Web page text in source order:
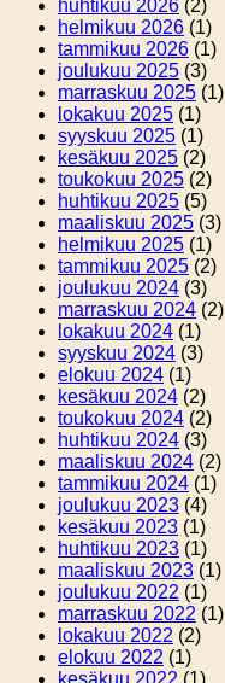
huhtikuu 2026 (2)
helmikuu 2026 (1)
tammikuu 2026 (1)
joulukuu 2025 (3)
marraskuu 2025 (1)
lokakuu 2025 (1)
syyskuu 2025 (1)
kesäkuu 2025 (2)
toukokuu 2025 (2)
huhtikuu 2025 (5)
maaliskuu 2025 (3)
helmikuu 2025 (1)
tammikuu 2025 (2)
joulukuu 2024 (3)
marraskuu 2024 (2)
lokakuu 2024 (1)
syyskuu 2024 (3)
elokuu 2024 (1)
kesäkuu 2024 (2)
toukokuu 2024 (2)
huhtikuu 2024 (3)
maaliskuu 2024 (2)
tammikuu 2024 (1)
joulukuu 2023 (4)
kesäkuu 2023 (1)
huhtikuu 2023 (1)
maaliskuu 2023 (1)
joulukuu 2022 (1)
marraskuu 2022 (1)
lokakuu 2022 (2)
elokuu 2022 (1)